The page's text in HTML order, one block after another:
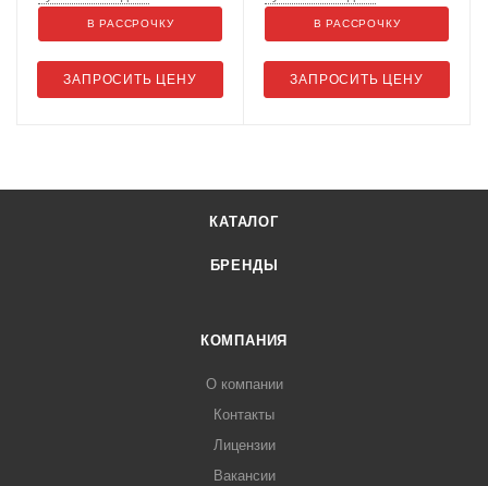
ЗАПРОСИТЬ ЦЕНУ
В РАССРОЧКУ
ЗАПРОСИТЬ ЦЕНУ
В РАССРОЧКУ
КАТАЛОГ
БРЕНДЫ
КОМПАНИЯ
О компании
Контакты
Лицензии
Вакансии